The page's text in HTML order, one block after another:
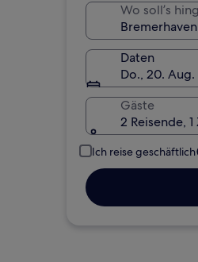
Wo soll’s
Daten
Do., 20. Aug.
Gäste
2 Reisende,
Ich reise geschäftlich